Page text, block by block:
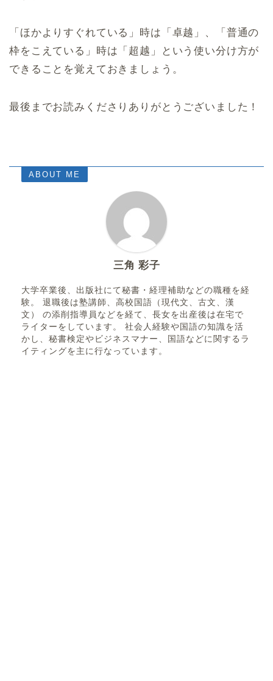
「ほかよりすぐれている」時は「卓越」、「普通の
枠をこえている」時は「超越」という使い分け方が
できることを覚えておきましょう。
最後までお読みくださりありがとうございました！
ABOUT ME
三角 彩子
大学卒業後、出版社にて秘書・経理補助などの職種を経
験。 退職後は塾講師、高校国語（現代文、古文、漢
文） の添削指導員などを経て、長女を出産後は在宅で
ライターをしています。 社会人経験や国語の知識を活
かし、秘書検定やビジネスマナー、国語などに関するラ
イティングを主に行なっています。